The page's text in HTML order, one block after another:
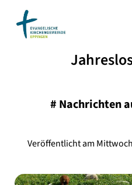
# Nachrichten
Veröffentlicht am